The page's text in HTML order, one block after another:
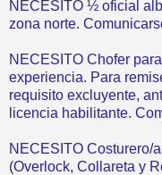
NECESITO ½ oficial
zona norte.
NECESITO Chofer
experiencia. Para
requisito excluyente,
licencia habilitante.
NECESITO Costurero/
(Overlock, Collareta y